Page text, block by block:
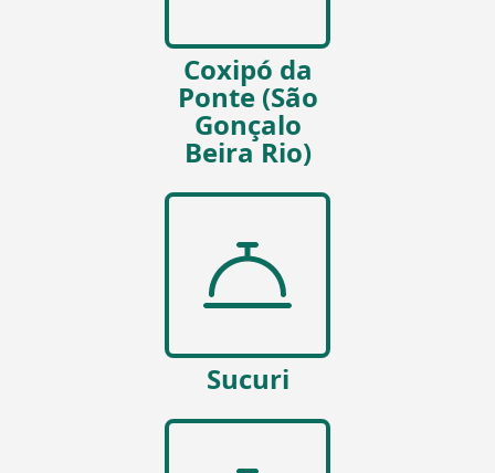
Coxipó da
Ponte (São
Gonçalo
Beira Rio)
Sucuri